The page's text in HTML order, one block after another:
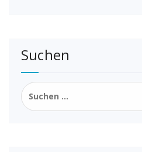
Suchen
Suchen
nach: